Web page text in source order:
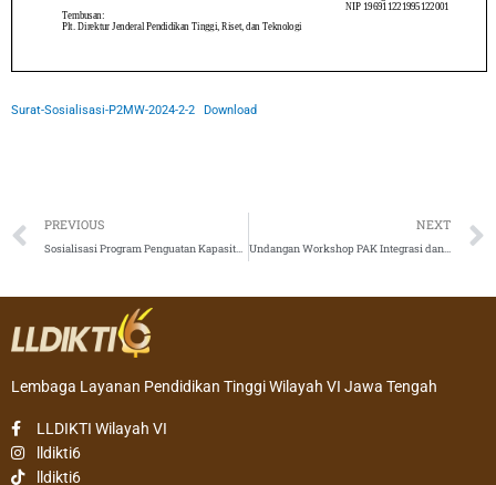
Surat-Sosialisasi-P2MW-2024-2-2 Download
Prev
PREVIOUS
Sosialisasi Program Penguatan Kapasitas Organisasi Kemahasiswaan (PPK Ormawa) 2024
NEXT
Undangan Workshop PAK Integrasi dan Kenaikan Pangkat Dosen PNS dpk di LLDIKTI Wilayah VI
Lembaga Layanan Pendidikan Tinggi Wilayah VI Jawa Tengah
LLDIKTI Wilayah VI
lldikti6
lldikti6